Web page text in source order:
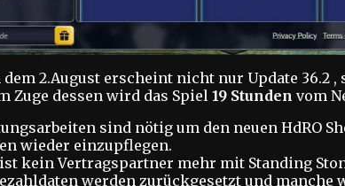
2.August erscheint nicht nur Update 36.2 ,
Zuge dessen wird das Spiel 19 Stunden vom
sind nötig um den neuen HdRO
wieder einzupflegen.
ist kein Vertragspartner mehr mit Standing
werden zurückgesetzt und manche